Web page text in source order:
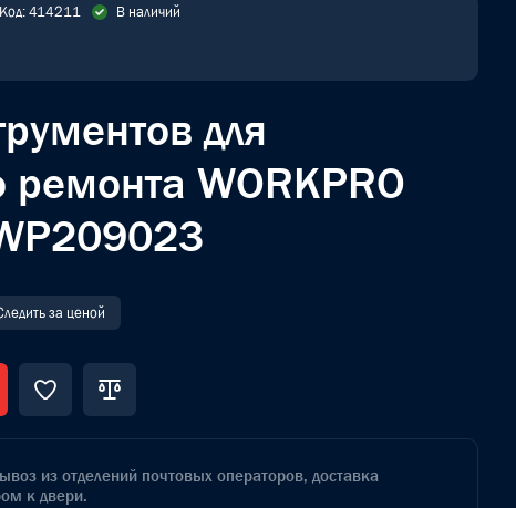
Код: 414211 В наличий
для
WORKPRO
за ценой
из отделений почтовых операторов, доставка
к двери.